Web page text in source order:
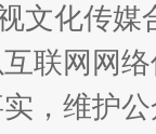
文化传
联网网
，维护